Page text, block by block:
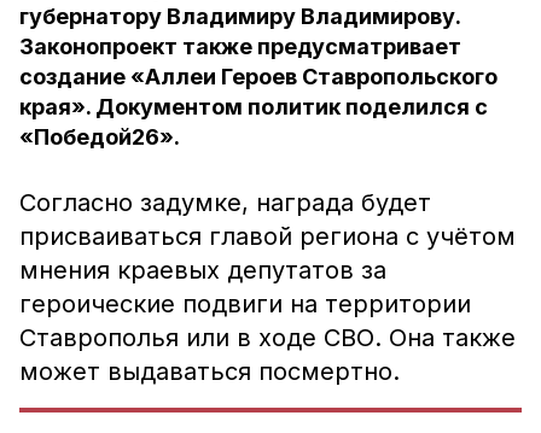
губернатору Владимиру Владимирову.
Законопроект также предусматривает
создание «Аллеи Героев Ставропольского
края». Документом политик поделился с
«Победой26».
Согласно задумке, награда будет
присваиваться главой региона с учётом
мнения краевых депутатов за
героические подвиги на территории
Ставрополья или в ходе СВО. Она также
может выдаваться посмертно.